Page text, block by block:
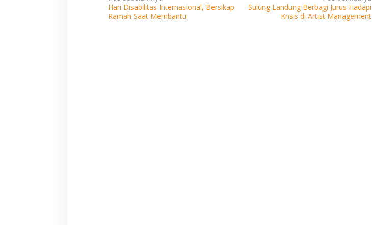
pos
Hari Disabilitas Internasional, Bersikap
Ramah Saat Membantu
Sulung Landung Berbagi Jurus Hadapi
Krisis di Artist Management